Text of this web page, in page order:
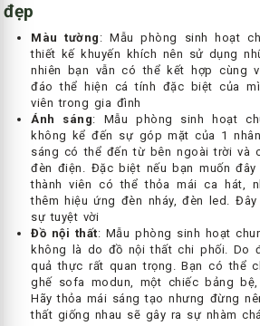
đẹp
Màu tường : Mẫu phòng sinh hoạt
thiết kế khuyến khích nên sử dụng
nhiên bạn vẫn có thể kết hợp cùng
đáo thể hiện cá tính đặc biệt của
viên trong gia đình
Ánh sáng: Mẫu phòng sinh hoạt
không kể đến sự góp mặt của 1
sáng có thể đến từ bên ngoài trời và
đèn điện. Đặc biệt nếu bạn muốn
thành viên có thể thỏa mái ca hát,
thêm hiệu ứng đèn nháy, đèn led.
sự tuyệt vời
Đồ nội thất: Mẫu phòng sinh hoạt
không là do đồ nội thất chi phối. Do
quả thực rất quan trọng. Bạn có thể
ghế sofa modun, một chiếc bảng
Hãy thỏa mái sáng tạo nhưng đừng
thất giống nhau sẽ gây ra sự nhàm